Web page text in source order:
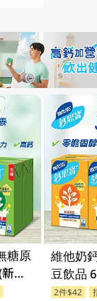
糖原
舊
維他奶
豆飲品
包裝隨
2件$42